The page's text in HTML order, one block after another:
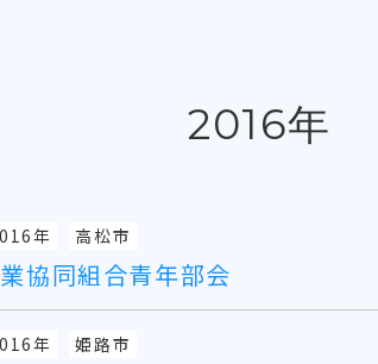
2016年
年 高松市
協同組合青年部会
年 姫路市